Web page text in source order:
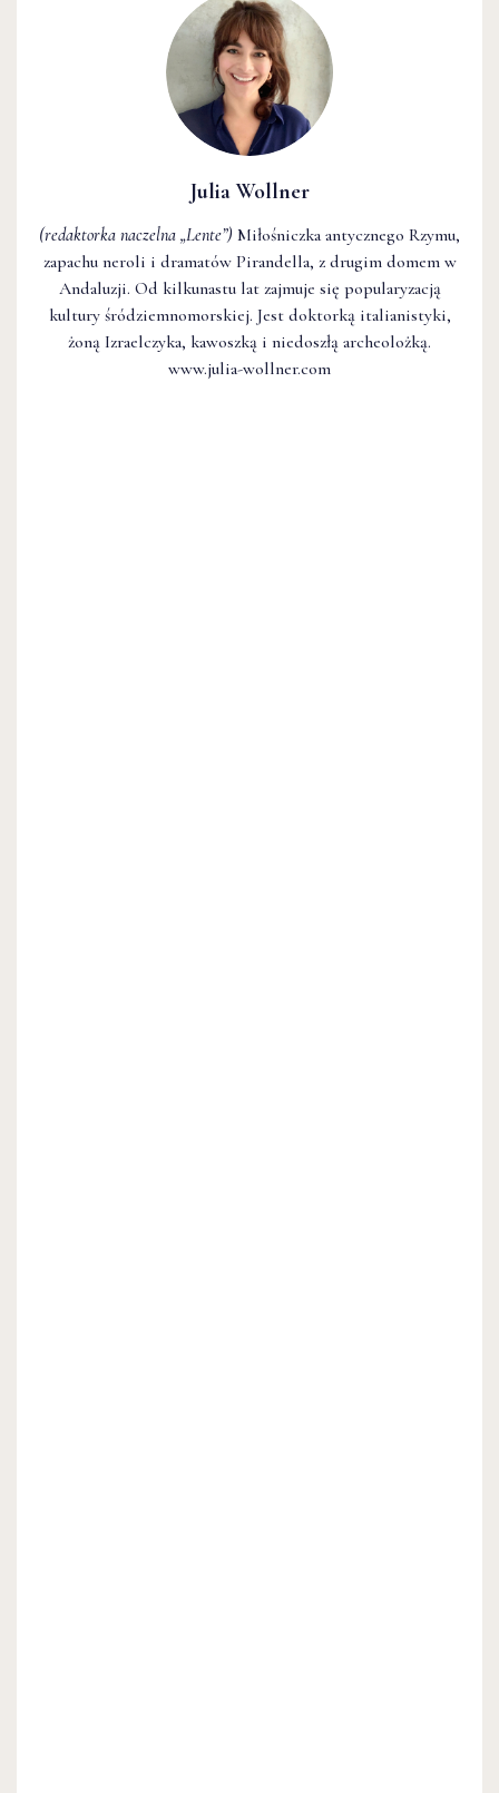
Julia Wollner
(redaktorka naczelna „Lente”) Miłośniczka antycznego Rzymu,
zapachu neroli i dramatów Pirandella, z drugim domem w
Andaluzji. Od kilkunastu lat zajmuje się popularyzacją
kultury śródziemnomorskiej. Jest doktorką italianistyki,
żoną Izraelczyka, kawoszką i niedoszłą archeolożką.
www.julia-wollner.com